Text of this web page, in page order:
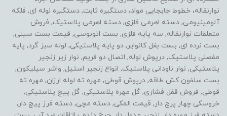
نوارنقاله، خطوط جابجایی مواد، دستگیره ثابت, دستگیره لوله ای, فلکه
آلومینیومی, دسته اهرمی فلزی, دسته اهرمی پلاستیک, فروش
متعلقات نوارنقاله, سه پایه فلزی, بست اتوبوسی, قیمت بست سینی,
بست نرده ای, بست بغل کانوایر, دو پایه پلاستیکی, لوله سبز گرد, پایه
مفصلی پلاستیک, درپوش لوله, اتصال دو فریم, نوار زیر زنجیر
پلاستیکی, نوار ناودانی پلاستیک, انواع زنجیر استیل, واشر سیلیکون,
بست سلفون کش طاقه, درپوش قوطی, مهره ته لوله ارزان, مهره ته
قوطی, فروش قفل فشاری, گل مهره پلاستیکی, گل پیچ پلاستیکی,
خروسکی چهار پرچ دار, قیمت المکی, دسته مچی, دسته فرز پیچ دار,